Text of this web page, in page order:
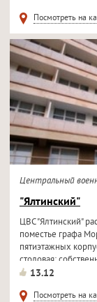
Посмотреть на
Центральный
"Ялтинский"
ЦВС "Ялтинский"
поместье графа
пятиэтажных
столовая;
13.12
Посмотреть на